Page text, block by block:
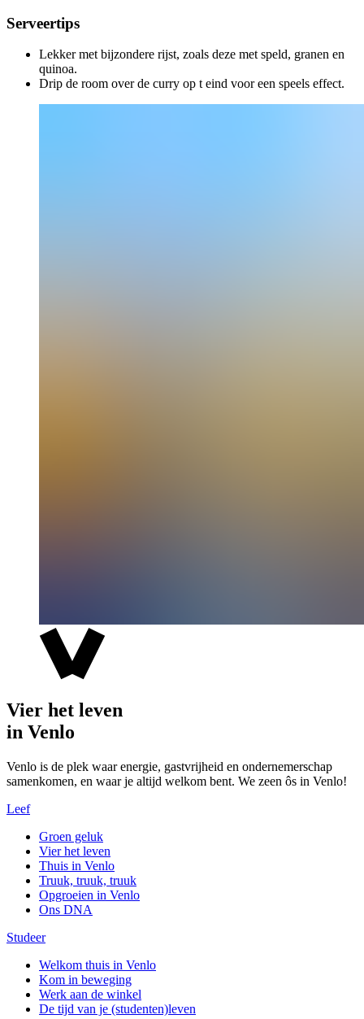
Serveertips
Lekker met bijzondere rijst, zoals deze met speld, granen en
quinoa.
Drip de room over de curry op t eind voor een speels effect.
Vier het leven
in Venlo
Venlo is de plek waar energie, gastvrijheid en ondernemerschap
samenkomen, en waar je altijd welkom bent. We zeen ôs in Venlo!
Leef
Groen geluk
Vier het leven
Thuis in Venlo
Truuk, truuk, truuk
Opgroeien in Venlo
Ons DNA
Studeer
Welkom thuis in Venlo
Kom in beweging
Werk aan de winkel
De tijd van je (studenten)leven